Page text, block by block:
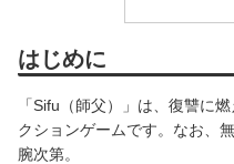
はじめに
「Sifu（師父）」は、復讐に
クションゲームです。なお、
腕次第。